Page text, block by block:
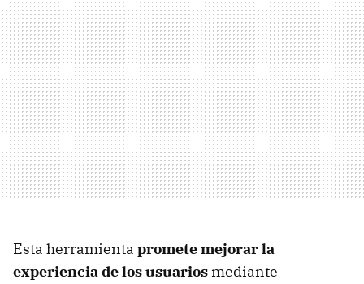
Esta herramienta promete mejorar la
experiencia de los usuarios mediante